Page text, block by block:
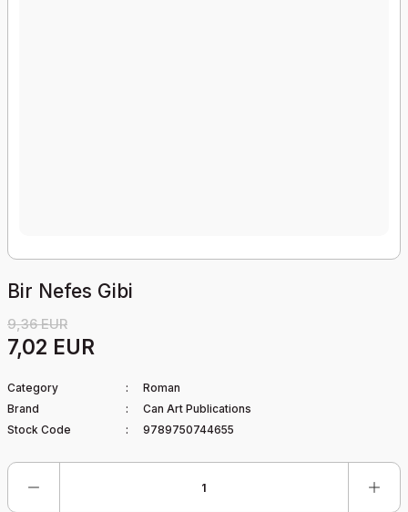
Bir Nefes Gibi
9,36 EUR
7,02 EUR
Category
Roman
Brand
Can Art Publications
Stock Code
9789750744655